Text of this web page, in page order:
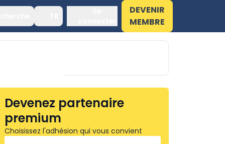
DEVENIR
MEMBRE
Devenez partenaire
premium
Choisissez l'adhésion qui vous convient